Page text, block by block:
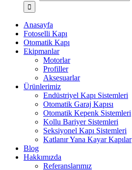
Anasayfa
Fotoselli Kapı
Otomatik Kapı
Ekipmanlar
Motorlar
Profiller
Aksesuarlar
Ürünlerimiz
Endüstriyel Kapı Sistemleri
Otomatik Garaj Kapısı
Otomatik Kepenk Sistemleri
Kollu Bariyer Sistemleri
Seksiyonel Kapı Sistemleri
Katlanır Yana Kayar Kapılar
Blog
Hakkımızda
Referanslarımız